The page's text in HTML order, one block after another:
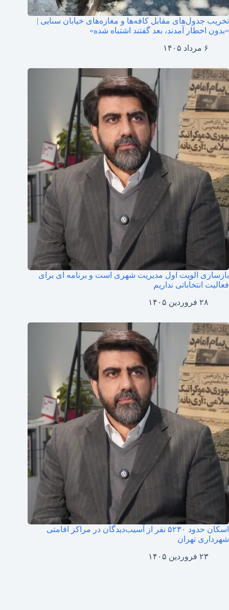
تخریب جدول‌های مقابل کافه‌ها و مغازه‌های خیابان سنایی |
«بدون اخطار آمدند، بعد گفتند اشتباه شده»
۶ مرداد ۱۴۰۵
بازسازی الویت اول مدیریت شهری است و برنامه ای برای
فعالیت انتخاباتی نداریم
۲۸ فروردین ۱۴۰۵
اسکان حدود ۵۲۳۰ نفر از آسیب‌دیدگان در مراکز اقامتی
شهرداری تهران
۲۳ فروردین ۱۴۰۵